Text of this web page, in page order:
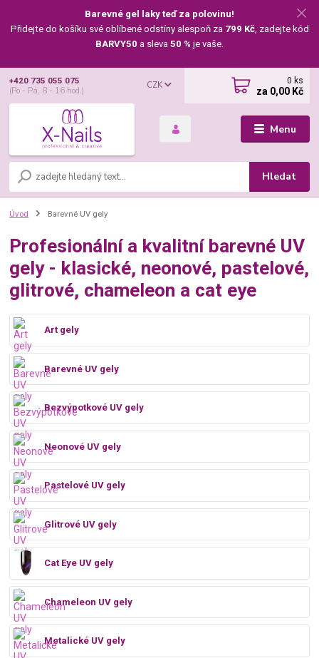
Barevné gel laky teď za polovinu!
Přidejte do košíku své oblíbené odstíny alespoň za 799 Kč, zadejte kód
BARVY50 a sleva 50 % je vaše.
Menu
CZK
Hledat
+420 735 055 075
(Po - Pá, 8 - 16 hod.)
0 ks
za 0,00 Kč
Úvod Barevné UV gely
Profesionální a kvalitní barevné UV
gely - klasické, neonové, pastelové,
glitrové, chameleon a cat eye
Art gely
Barevné UV gely
Bezvýpotkové UV gely
Neonové UV gely
Pastelové UV gely
Glitrové UV gely
Cat Eye UV gely
Chameleon UV gely
Metalické UV gely